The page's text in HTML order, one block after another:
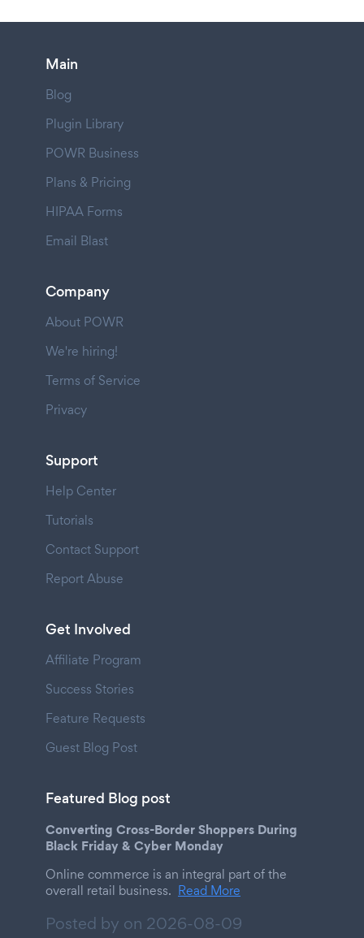
Main
Blog
Plugin Library
POWR Business
Plans & Pricing
HIPAA Forms
Email Blast
Company
About POWR
We're hiring!
Terms of Service
Privacy
Support
Help Center
Tutorials
Contact Support
Report Abuse
Get Involved
Affiliate Program
Success Stories
Feature Requests
Guest Blog Post
Featured Blog post
Converting Cross-Border Shoppers During
Black Friday & Cyber Monday
Online commerce is an integral part of the
overall retail business. Read More
Posted by on 2026-08-09